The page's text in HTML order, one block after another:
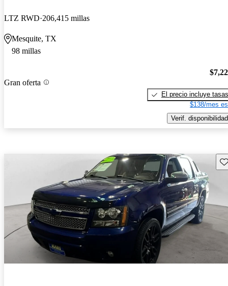
LTZ RWD 206,415 millas
Mesquite, TX
98 millas
Gran oferta
El precio incluye tasas
$138/mes
Verif. disponibilidad